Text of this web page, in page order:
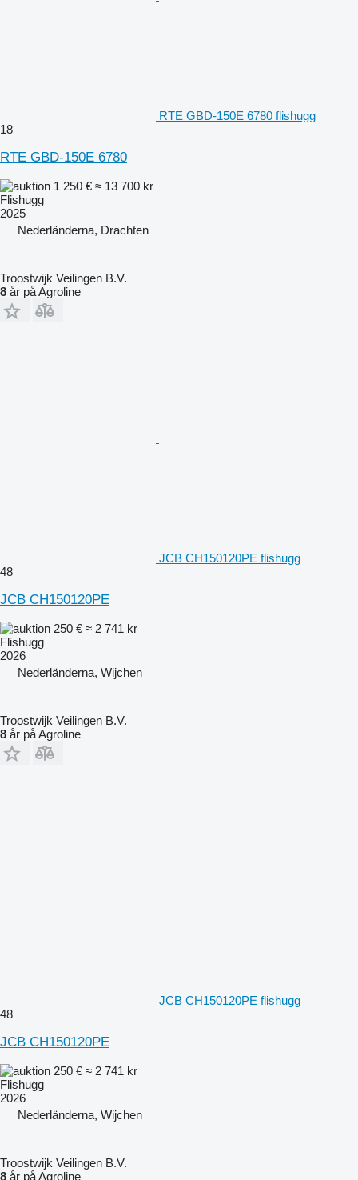
RTE GBD-150E 6780 flishugg
18
RTE GBD-150E 6780
1 250 € ≈ 13 700 kr
Flishugg
2025
Nederländerna, Drachten
Troostwijk Veilingen B.V.
8 år på Agroline
JCB CH150120PE flishugg
48
JCB CH150120PE
250 € ≈ 2 741 kr
Flishugg
2026
Nederländerna, Wijchen
Troostwijk Veilingen B.V.
8 år på Agroline
JCB CH150120PE flishugg
48
JCB CH150120PE
250 € ≈ 2 741 kr
Flishugg
2026
Nederländerna, Wijchen
Troostwijk Veilingen B.V.
8 år på Agroline